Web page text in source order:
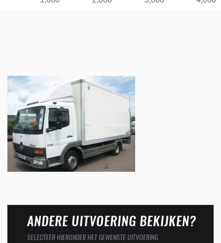
ANDERE UITVOERING BEKIJKEN?
SELECTEER HIERONDER HET GEWENSTE UITVOERING